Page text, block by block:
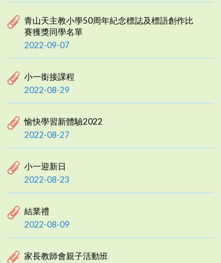
青山天主教小學50周年紀念標誌及標語創作比
賽獲獎同學名單
2022-09-07
小一銜接課程
2022-08-29
愉快學習新體驗2022
2022-08-27
小一迎新日
2022-08-23
結業禮
2022-08-09
家長教師會親子活動班